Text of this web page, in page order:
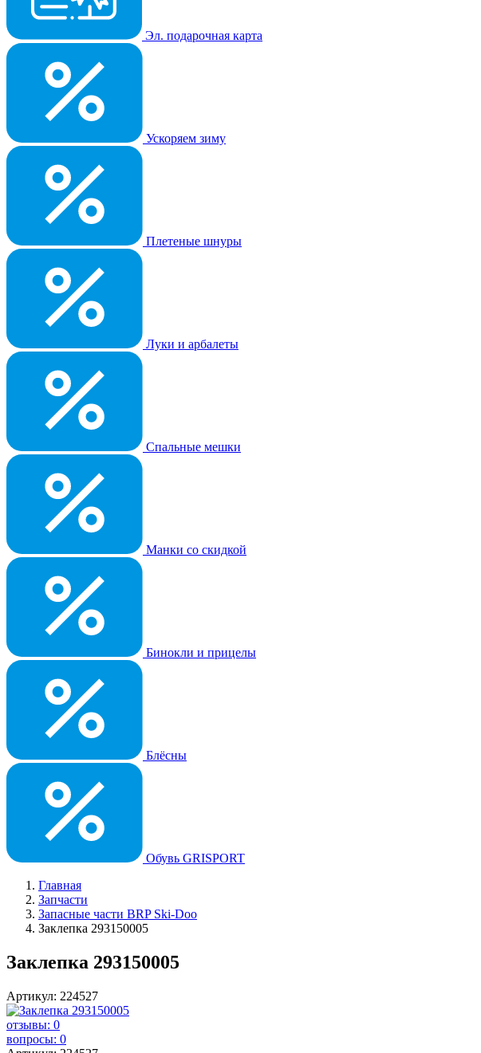
Эл. подарочная карта
Ускоряем зиму
Плетеные шнуры
Луки и арбалеты
Спальные мешки
Манки со скидкой
Бинокли и прицелы
Блёсны
Обувь GRISPORT
Главная
Запчасти
Запасные части BRP Ski-Doo
Заклепка 293150005
Заклепка 293150005
Артикул: 224527
отзывы: 0
вопросы: 0